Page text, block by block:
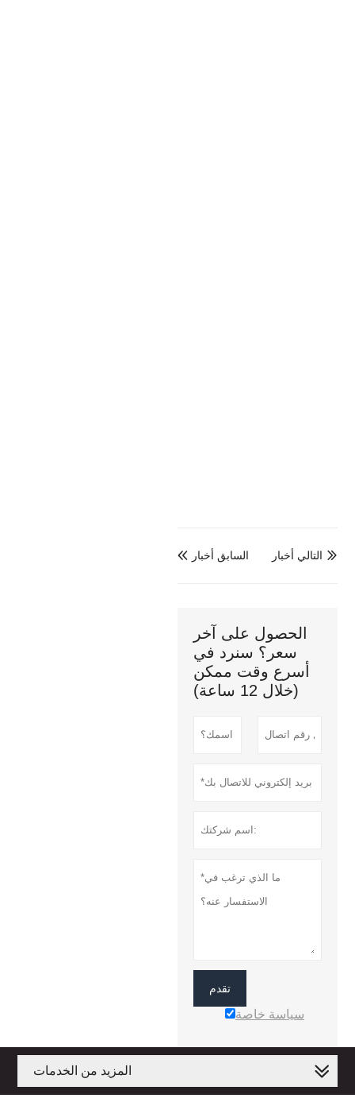
 السابق أخبار  التالي أخبار
الحصول على آخر
سعر؟ سنرد في
أسرع وقت ممكن
(خلال 12 ساعة)
تقدم
سياسة خاصة
المزيد من الخدمات